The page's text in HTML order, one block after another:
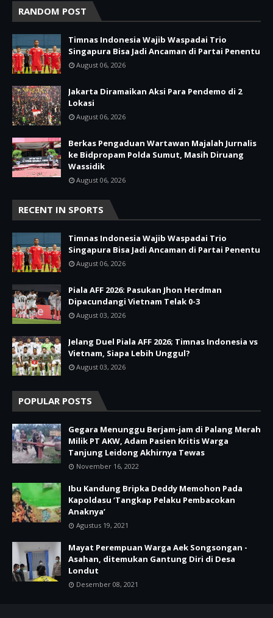
RANDOM POST
Timnas Indonesia Wajib Waspadai Trio
Singapura Bisa Jadi Ancaman di Partai Penentu
August 06, 2026
Jakarta Diramaikan Aksi Para Pendemo di 2
Lokasi
August 06, 2026
Berkas Pengaduan Wartawan Majalah Jurnalis
ke Bidpropam Polda Sumut, Masih Diruang
Wassidik
August 06, 2026
RECENT IN SPORTS
Timnas Indonesia Wajib Waspadai Trio
Singapura Bisa Jadi Ancaman di Partai Penentu
August 06, 2026
Piala AFF 2026: Pasukan Jhon Herdman
Dipacundangi Vietnam Telak 0-3
August 03, 2026
Jelang Duel Piala AFF 2026; Timnas Indonesia vs
Vietnam, Siapa Lebih Unggul?
August 03, 2026
POPULAR POSTS
Gegara Menunggu Berjam-jam di Palang Merah
Milik PT AKW, Adam Pasien Kritis Warga
Tanjung Leidong Akhirnya Tewas
November 16, 2022
Ibu Kandung Bripka Deddy Memohon Pada
Kapoldasu ‘Tangkap Pelaku Pembacokan
Anaknya’
Agustus 19, 2021
Mayat Perempuan Warga Aek Songsongan -
Asahan, ditemukan Gantung Diri di Desa
Londut
Desember 08, 2021